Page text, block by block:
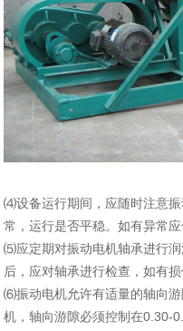
⑷设备运行期间，应随时注意
常，运行是否平稳。如有异常应
⑸应定期对振动电机轴承进行
后，应对轴承进行检查，如有损
⑹振动电机允许有适量的轴向
机，轴向游隙必须控制在0.30-